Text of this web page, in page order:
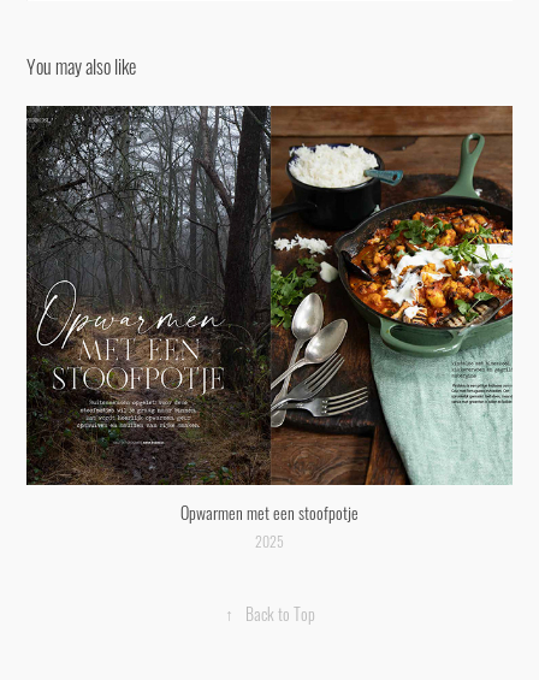
You may also like
Opwarmen met een stoofpotje
2025
↑ Back to Top